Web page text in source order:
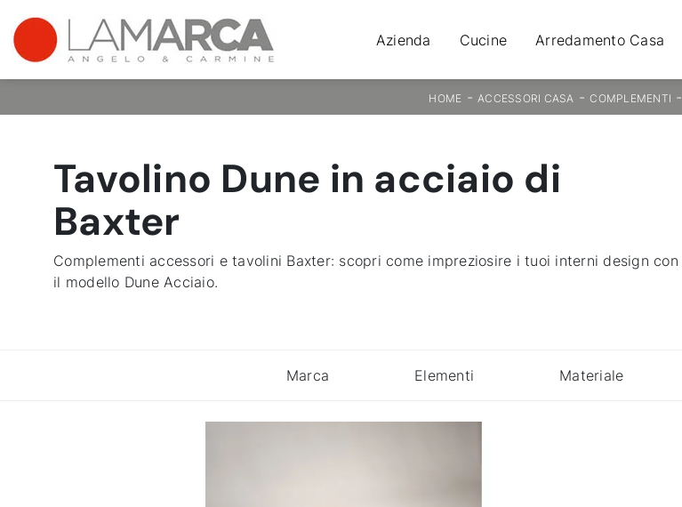
Azienda Cucine Arredamento Casa
HOME - ACCESSORI CASA -COMPLEMENTI -
Tavolino Dune in acciaio di
Baxter
Complementi accessori e tavolini Baxter: scopri come impreziosire i tuoi interni design con
il modello Dune Acciaio.
Marca Elementi Materiale